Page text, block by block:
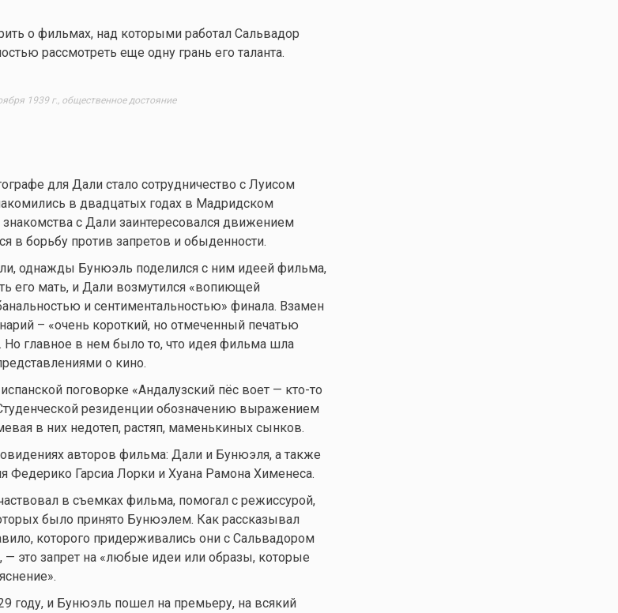
о фильмах, над которыми работал Сальвадор
рассмотреть еще одну грань его таланта.
1939 г., общественное достояние
для Дали стало сотрудничество с Луисом
в двадцатых годах в Мадридском
с Дали заинтересовался движением
в борьбу против запретов и обыденности.
однажды Бунюэль поделился с ним идеей фильма,
его мать, и Дали возмутился «вопиющей
и сентиментальностью» финала. Взамен
– «очень короткий, но отмеченный печатью
Но главное в нем было то, что идея фильма шла
о кино.
поговорке «Андалузский пёс воет — кто-то
резиденции обозначению выражением
в них недотеп, растяп, маменькиных сынков.
авторов фильма: Дали и Бунюэля, а также
Федерико Гарсиа Лорки и Хуана Рамона Хименеса.
в съемках фильма, помогал с режиссурой,
было принято Бунюэлем. Как рассказывал
которого придерживались они с Сальвадором
это запрет на «любые идеи или образы, которые
году, и Бунюэль пошел на премьеру, на всякий